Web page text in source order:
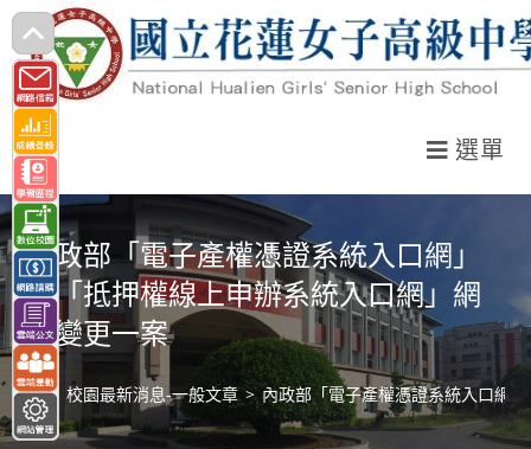
跳
轉
至
主
要
內
容
選單
內政部「電子產權憑證系統入口網」
及「抵押權線上申辦系統入口網」網
址變更一案
> 校園最新消息-一般文章 > 內政部「電子產權憑證系統入口網